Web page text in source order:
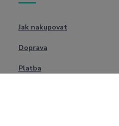
Jak nakupovat
Doprava
Platba